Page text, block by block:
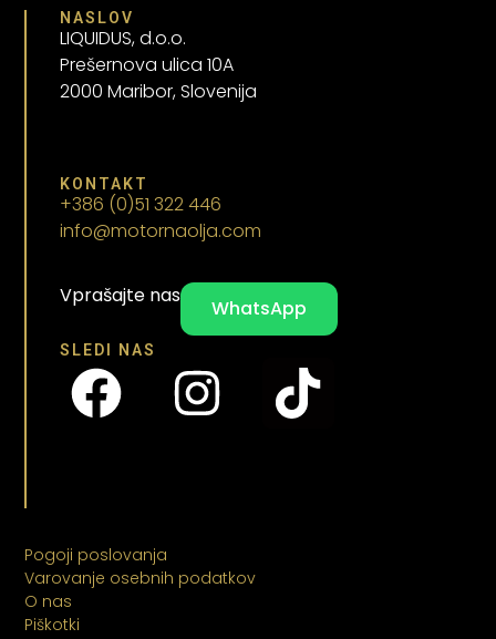
NASLOV
LIQUIDUS, d.o.o.
Prešernova ulica 10A
2000 Maribor, Slovenija
KONTAKT
+386 (0)51 322 446
info@motornaolja.com
Vprašajte nas
WhatsApp
SLEDI NAS
Pogoji poslovanja
Varovanje osebnih podatkov
O nas
Piškotki